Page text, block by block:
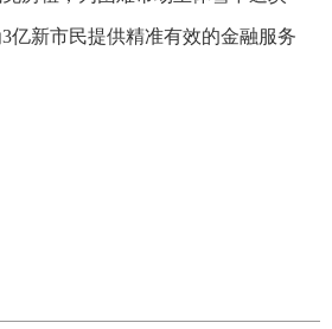
亿新市民提供精准有效的金融服务